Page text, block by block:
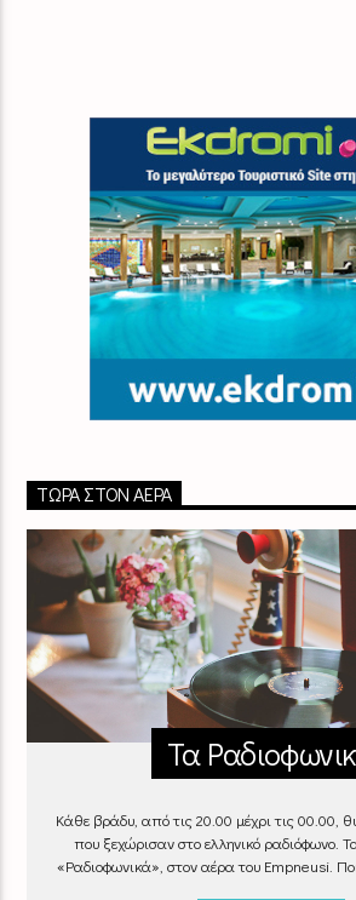
ΤΏΡΑ ΣΤΟΝ ΑΈΡΑ
Τα
Κάθε βράδυ, από τις 20.00 μέχρι τις 00.00,
που ξεχώρισαν στο ελληνικό ραδιόφωνο.
«Ραδιοφωνικά», στον αέρα του Empneusi.